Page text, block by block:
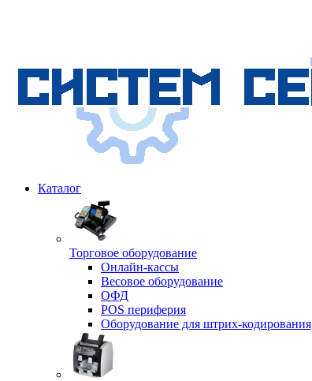
Каталог
Торговое оборудование
Онлайн-кассы
Весовое оборудование
ОФД
POS периферия
Оборудование для штрих-кодирования